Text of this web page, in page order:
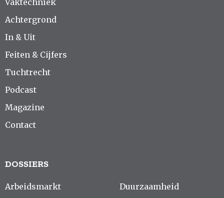
Achtergrond
In & Uit
Feiten & Cijfers
Tuchtrecht
Podcast
Magazine
Contact
DOSSIERS
Arbeidsmarkt
Duurzaamheid